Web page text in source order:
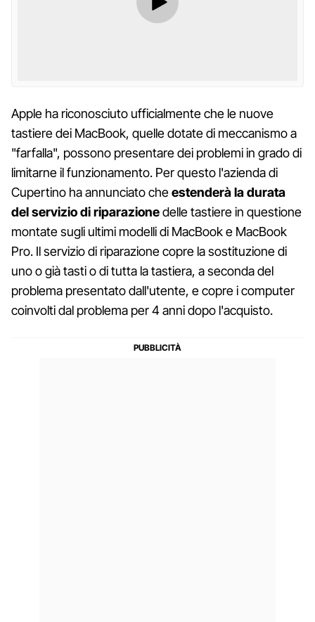
Apple ha riconosciuto ufficialmente che le nuove
tastiere dei MacBook, quelle dotate di meccanismo a
"farfalla", possono presentare dei problemi in grado di
limitarne il funzionamento. Per questo l'azienda di
Cupertino ha annunciato cheestenderà la durata
del servizio di riparazionedelle tastiere in questione
montate sugli ultimi modelli di MacBook e MacBook
Pro. Il servizio di riparazione copre la sostituzione di
uno o già tasti o di tutta la tastiera, a seconda del
problema presentato dall'utente, e copre i computer
coinvolti dal problema per 4 anni dopo l'acquisto.